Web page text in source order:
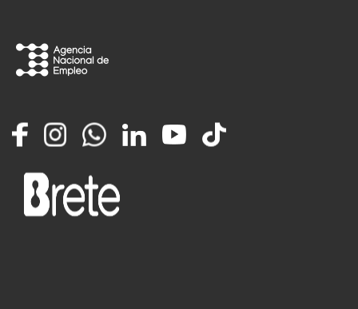
FacebookInstagramWhatsappLinkedInYouTube
TikTok